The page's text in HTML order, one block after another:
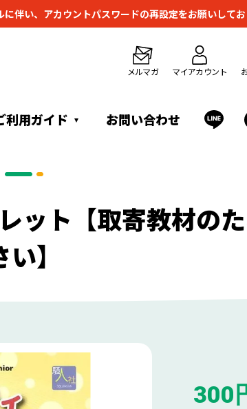
伴い、 アカウントパスワードの再設定をお願いして
利用ガイド お問い合わせ
メルマガ マイアカウント
ット【取寄教材の
い】
300